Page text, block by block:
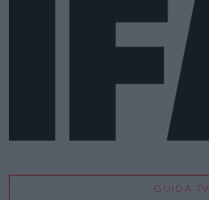
GUIDA TV